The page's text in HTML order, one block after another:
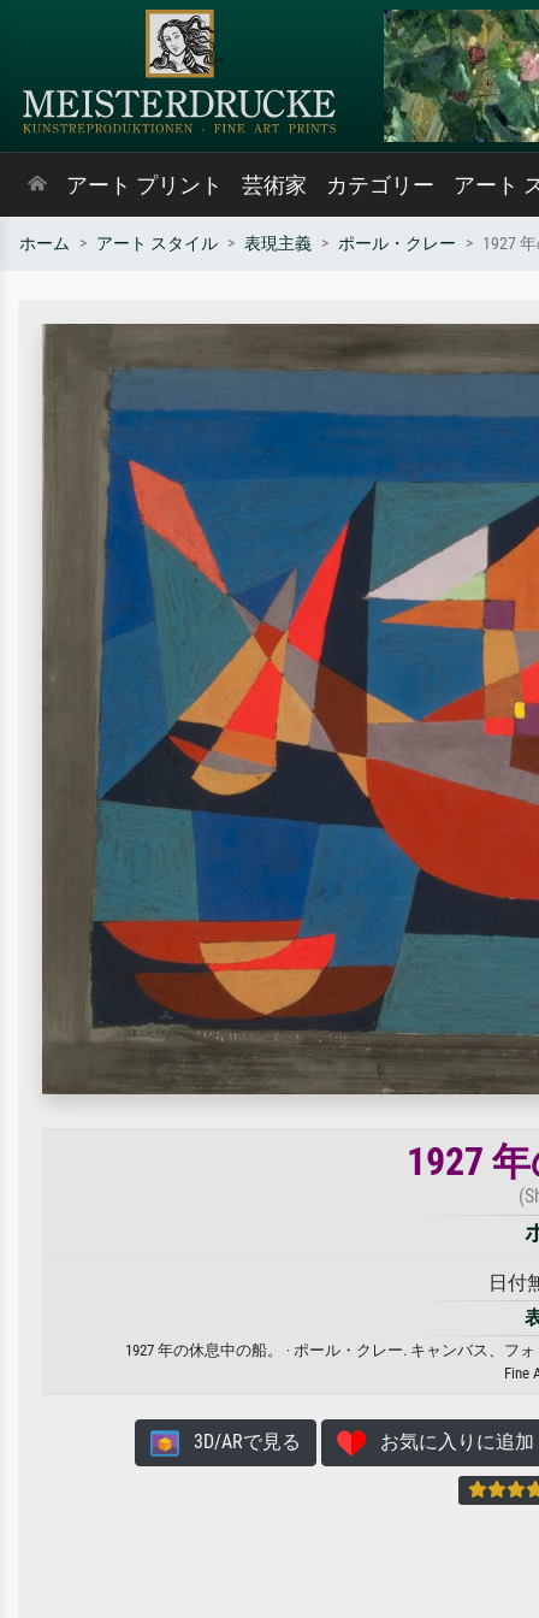
アート プリント 芸術家 カテゴリー アート
ホーム アート スタイル 表現主義 ポール・クレー 1927
1927
日付
1927 年の休息中の船。 · ポール・クレー. キャンバス、
Fine
3D/ARで見る お気に入りに追加